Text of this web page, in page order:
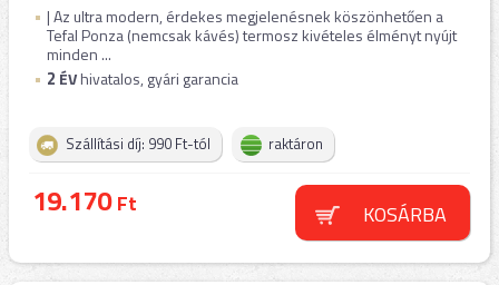
| Az ultra modern, érdekes megjelenésnek köszönhetően a
Tefal Ponza (nemcsak kávés) termosz kivételes élményt nyújt
minden ...
2 ÉVhivatalos, gyári garancia
Szállítási díj: 990 Ft-tól raktáron
19.170Ft KOSÁRBA